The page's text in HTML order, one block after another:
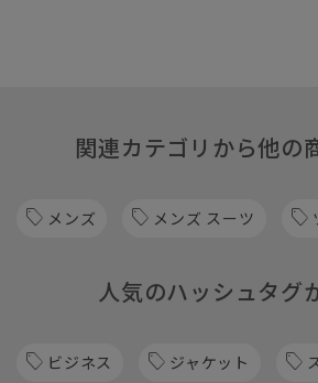
関連カテゴリから他の
メンズ メンズ スーツ
人気のハッシュタグ
ビジネス ジャケット